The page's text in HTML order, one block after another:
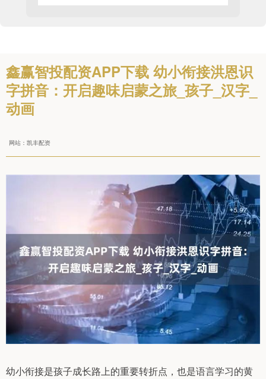
鑫赢智投配资APP下载 幼小衔接洪恩识
字拼音：开启趣味启蒙之旅_孩子_汉字_
动画
网站：凯丰配资
幼小衔接是孩子成长路上的重要转折点，也是语言学习的黄